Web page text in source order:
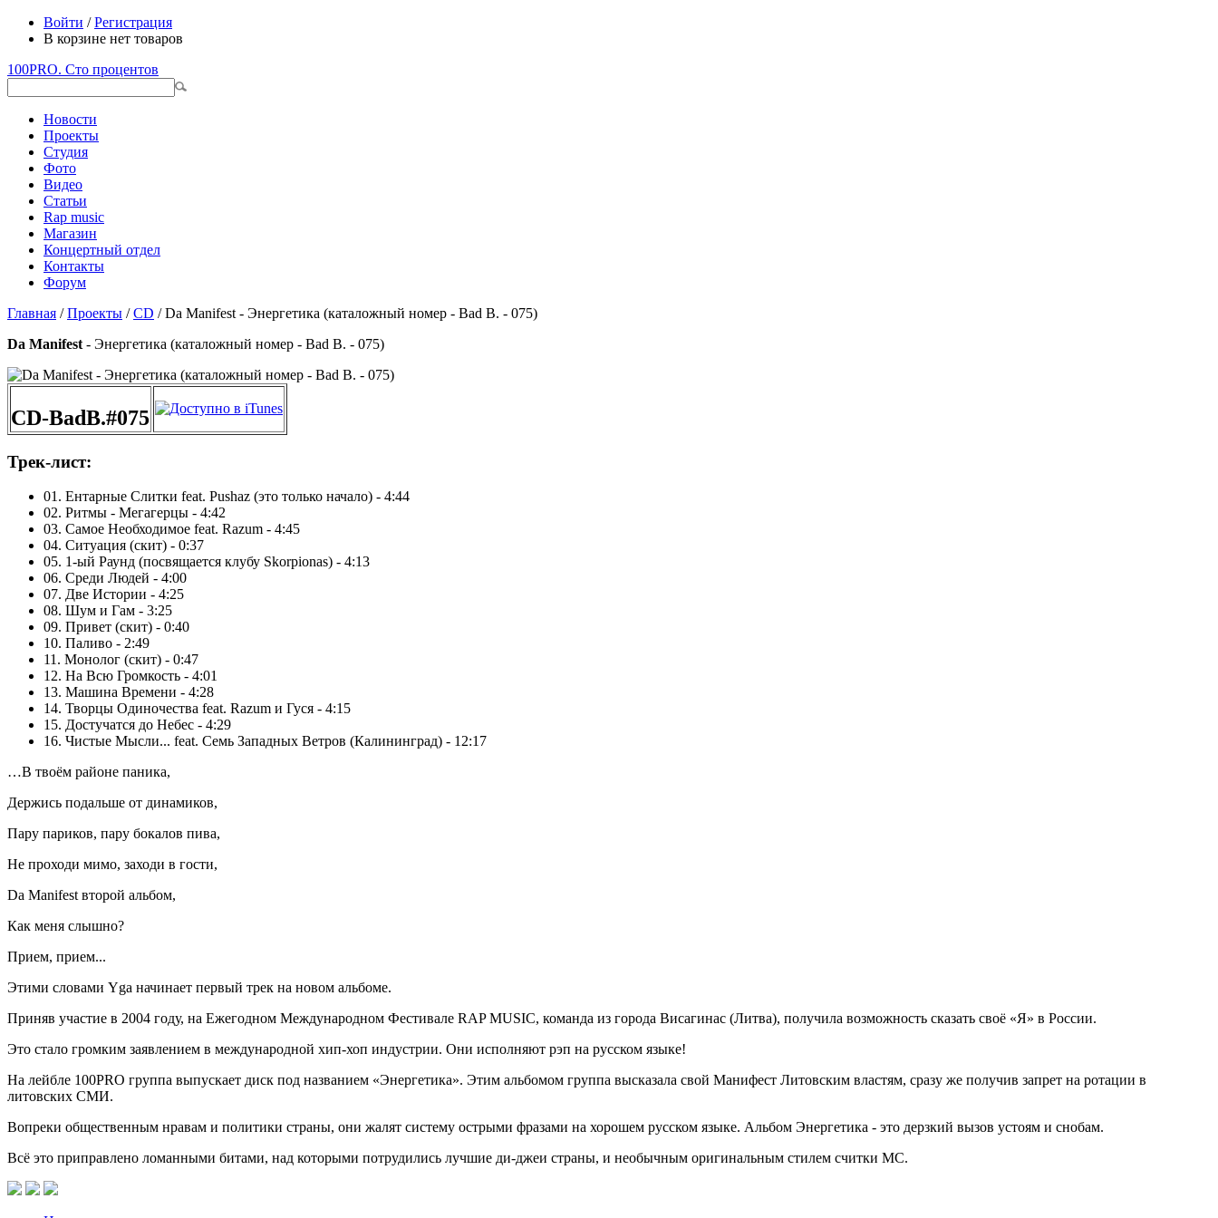
Войти /Регистрация
В корзине нет товаров
100PRO. Сто процентов
Новости
Проекты
Студия
Фото
Видео
Статьи
Rap music
Магазин
Концертный отдел
Контакты
Форум
Главная /Проекты /CD / Da Manifest - Энергетика (каталожный номер - Bad B. - 075)
Da Manifest - Энергетика (каталожный номер - Bad B. - 075)
CD-BadB.#075
Трек-лист:
01. Ентарные Слитки feat. Pushaz (это только начало) - 4:44
02. Ритмы - Мегагерцы - 4:42
03. Самое Необходимое feat. Razum - 4:45
04. Ситуация (скит) - 0:37
05. 1-ый Раунд (посвящается клубу Skorpionas) - 4:13
06. Среди Людей - 4:00
07. Две Истории - 4:25
08. Шум и Гам - 3:25
09. Привет (скит) - 0:40
10. Паливо - 2:49
11. Монолог (скит) - 0:47
12. На Всю Громкость - 4:01
13. Машина Времени - 4:28
14. Творцы Одиночества feat. Razum и Гуся - 4:15
15. Достучатся до Небес - 4:29
16. Чистые Мысли... feat. Семь Западных Ветров (Калининград) - 12:17
…В твоём районе паника,
Держись подальше от динамиков,
Пару париков, пару бокалов пива,
Не проходи мимо, заходи в гости,
Da Manifest второй альбом,
Как меня слышно?
Прием, прием...
Этими словами Yga начинает первый трек на новом альбоме.
Приняв участие в 2004 году, на Ежегодном Международном Фестивале RAP MUSIC, команда из города Висагинас (Литва), получила возможность сказать своё «Я» в России.
Это стало громким заявлением в международной хип-хоп индустрии. Они исполняют рэп на русском языке!
На лейбле 100PRO группа выпускает диск под названием «Энергетика». Этим альбомом группа высказала свой Манифест Литовским властям, сразу же получив запрет на ротации в
литовских СМИ.
Вопреки общественным нравам и политики страны, они жалят систему острыми фразами на хорошем русском языке. Альбом Энергетика - это дерзкий вызов устоям и снобам.
Всё это приправлено ломанными битами, над которыми потрудились лучшие ди-джеи страны, и необычным оригинальным стилем считки МС.